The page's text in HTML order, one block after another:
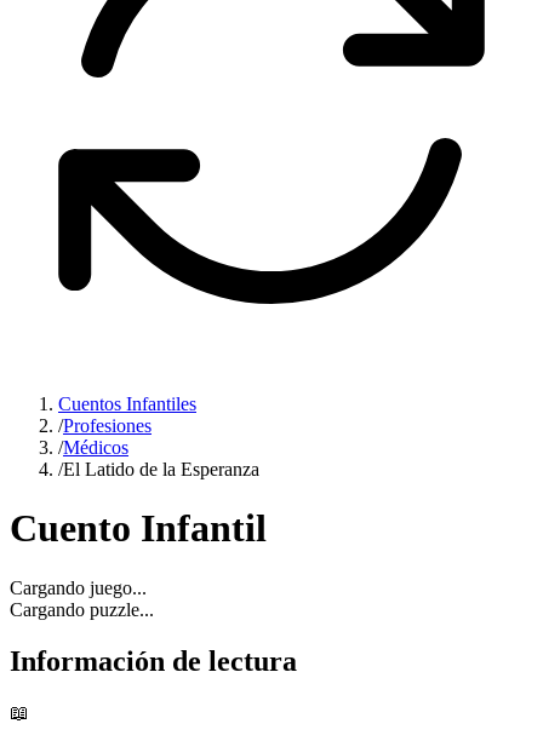
Cuentos Infantiles
/Profesiones
/Médicos
/El Latido de la Esperanza
Cuento Infantil
Cargando juego...
Cargando puzzle...
Información de lectura
📖